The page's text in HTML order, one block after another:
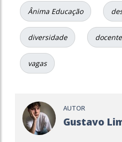
Ânima Educação
diversidade
vagas
AUTOR
Gustavo